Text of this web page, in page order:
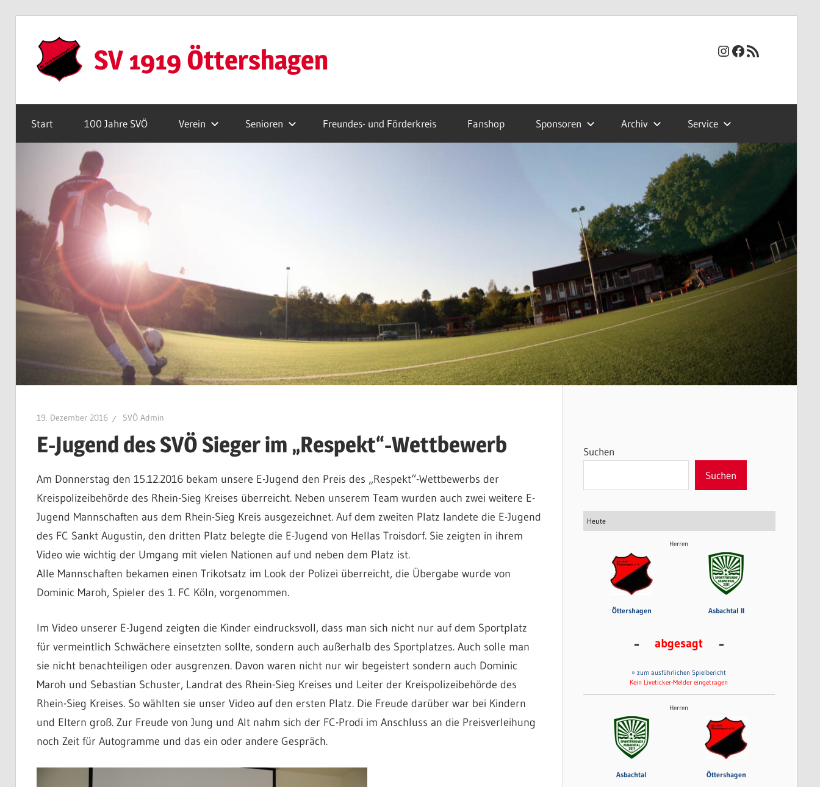
Inhalt
springen
SV 1919 Öttershagen Instagram
Facebook
RSS-Feed
Start 100 Jahre SVÖ Verein Senioren Freundes- und Förderkreis Fanshop Sponsoren Archiv Service
19. Dezember 2016 SVÖ Admin
E-Jugend des SVÖ Sieger im „Respekt“-Wettbewerb
Am Donnerstag den 15.12.2016 bekam unsere E-Jugend den Preis des „Respekt“-Wettbewerbs der
Kreispolizeibehörde des Rhein-Sieg Kreises überreicht. Neben unserem Team wurden auch zwei weitere E-
Jugend Mannschaften aus dem Rhein-Sieg Kreis ausgezeichnet. Auf dem zweiten Platz landete die E-Jugend
des FC Sankt Augustin, den dritten Platz belegte die E-Jugend von Hellas Troisdorf. Sie zeigten in ihrem
Video wie wichtig der Umgang mit vielen Nationen auf und neben dem Platz ist.
Alle Mannschaften bekamen einen Trikotsatz im Look der Polizei überreicht, die Übergabe wurde von
Dominic Maroh, Spieler des 1. FC Köln, vorgenommen.
Im Video unserer E-Jugend zeigten die Kinder eindrucksvoll, dass man sich nicht nur auf dem Sportplatz
für vermeintlich Schwächere einsetzten sollte, sondern auch außerhalb des Sportplatzes. Auch solle man
sie nicht benachteiligen oder ausgrenzen. Davon waren nicht nur wir begeistert sondern auch Dominic
Maroh und Sebastian Schuster, Landrat des Rhein-Sieg Kreises und Leiter der Kreispolizeibehörde des
Rhein-Sieg Kreises. So wählten sie unser Video auf den ersten Platz. Die Freude darüber war bei Kindern
und Eltern groß. Zur Freude von Jung und Alt nahm sich der FC-Prodi im Anschluss an die Preisverleihung
noch Zeit für Autogramme und das ein oder andere Gespräch.
Suchen
Suchen
Heute
Herren
Öttershagen Asbachtal II
- abgesagt -
» zum ausführlichen Spielbericht
Kein Liveticker-Melder eingetragen
Herren
Asbachtal Öttershagen